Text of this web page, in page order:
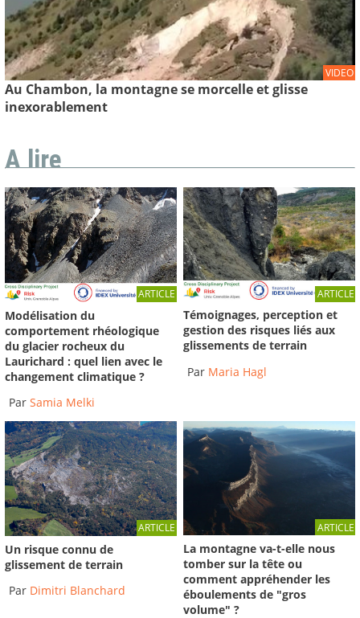
VIDEO
Au Chambon, la montagne se morcelle et glisse
inexorablement
A lire
ARTICLE
Modélisation du
comportement rhéologique
du glacier rocheux du
Laurichard : quel lien avec le
changement climatique ?
Par Samia Melki
ARTICLE
Témoignages, perception et
gestion des risques liés aux
glissements de terrain
Par Maria Hagl
ARTICLE
Un risque connu de
glissement de terrain
Par Dimitri Blanchard
ARTICLE
La montagne va-t-elle nous
tomber sur la tête ou
comment appréhender les
éboulements de "gros
volume" ?